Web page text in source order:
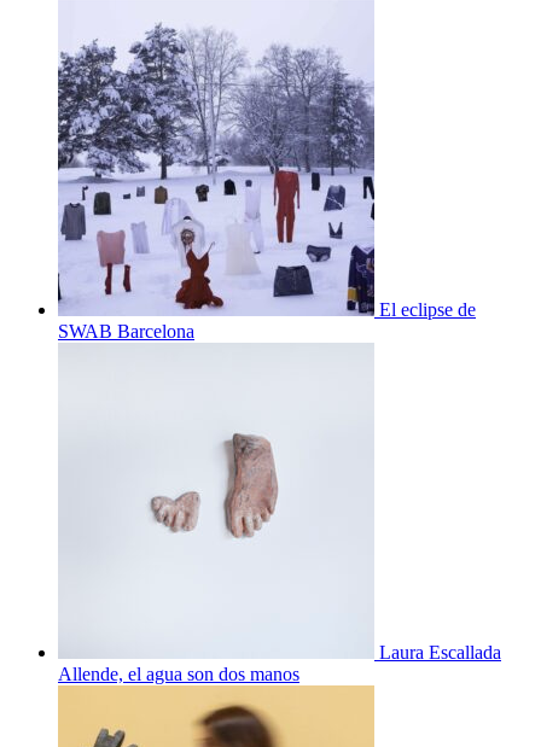
El eclipse de
SWAB Barcelona
Laura Escallada
Allende, el agua son dos manos